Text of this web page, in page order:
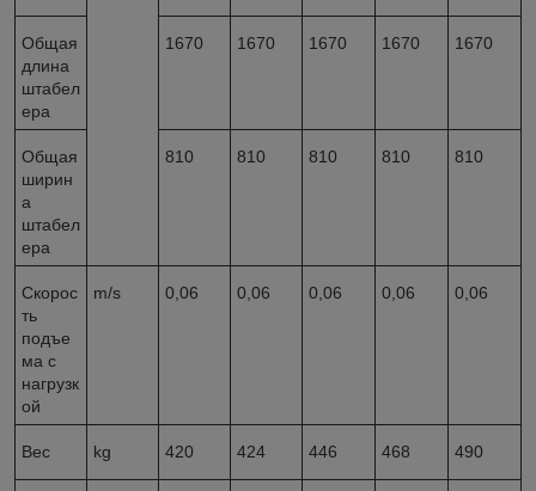
Общая
длина
штабел
ера
1670 1670 1670 1670 1670
Общая
ширин
а
штабел
ера
810 810 810 810 810
Скорос
ть
подъе
ма с
нагрузк
ой
m/s 0,06 0,06 0,06 0,06 0,06
Вес kg 420 424 446 468 490